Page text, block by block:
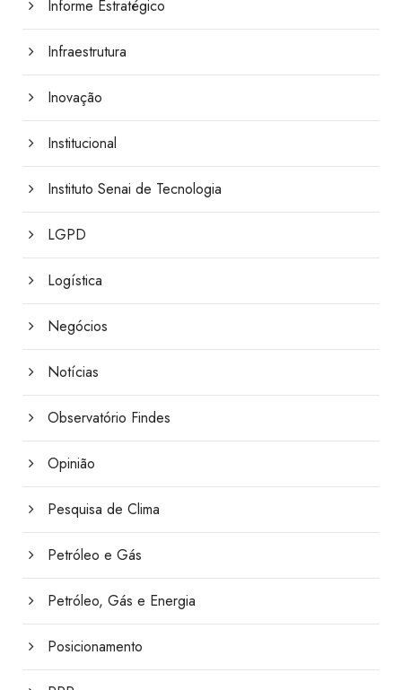
Informe Estratégico
Infraestrutura
Inovação
Institucional
Instituto Senai de Tecnologia
LGPD
Logística
Negócios
Notícias
Observatório Findes
Opinião
Pesquisa de Clima
Petróleo e Gás
Petróleo, Gás e Energia
Posicionamento